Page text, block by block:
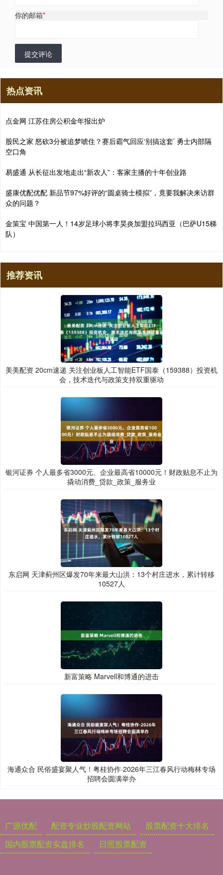
你的邮箱*
提交评论
热点资讯
点金网 江苏住房公积金年报出炉
股民之家 怒砍3分被追梦唬住？赛后霸气回应‘别搞这套’ 勇士内部隔
空口角
易盛通 从长征出发地走出“新农人”：客家主播的十年创业路
盛康优配优配 新品节97%好评的“圆桌骑士模拟”，竟要我解决来访群
众的问题？
金策宝 中国第一人！14岁足球小将李昊炎加盟拉玛西亚（巴萨U15梯
队）
推荐资讯
美美配资 20cm速递 关注创业板人工智能ETF国泰（159388）投资机
会，技术迭代与政策支持双重驱动
银河证券 个人最多省3000元、企业最高省10000元！财政贴息不止为
撬动消费_贷款_政策_服务业
东启网 天津蓟州区爆发70年来最大山洪：13个村庄进水，累计转移
10527人
新富策略 Marvell和博通的进击
海通众合 民俗盛宴聚人气！粤桂协作·2026年三江春风行动梅林专场
招聘会圆满举办
广源优配 配资专业炒股配资网站
股票配资十大排名
国内股票配资实盘排名
日照股票配资